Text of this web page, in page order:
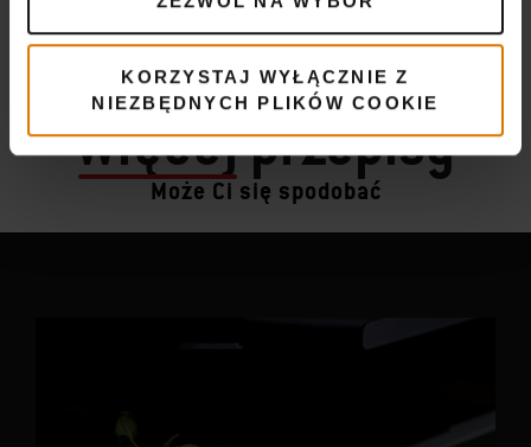
KORZYSTAJ WYŁĄCZNIE Z
NIEZBĘDNYCH PLIKÓW COOKIE
Więcejprzepisy
Może Ci się spodobać